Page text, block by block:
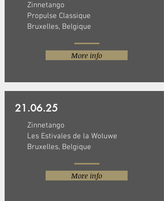
Zinnetango
Propulse Classique
Bruxelles, Belgique
More info
21.06.25
Zinnetango
Les Estivales de la Woluwe
Bruxelles, Belgique
More info